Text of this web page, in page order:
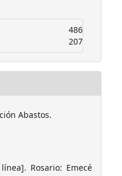
486
207
Abastos.
Rosario: Emecé